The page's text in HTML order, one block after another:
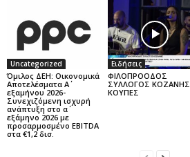
Uncategorized
Όμιλος ΔΕΗ: Οικονομικά
Αποτελέσματα Α΄
εξαμήνου 2026-
Συνεχιζόμενη ισχυρή
ανάπτυξη στο α΄
εξάμηνο 2026 με
προσαρμοσμένο EBITDA
στα €1,2 δισ.
Ειδήσεις
ΦΙΛΟΠΡΟΟΔΟΣ
ΣΥΛΛΟΓΟΣ ΚΟΖΑΝΗΣ
ΚΟΥΠΕΣ